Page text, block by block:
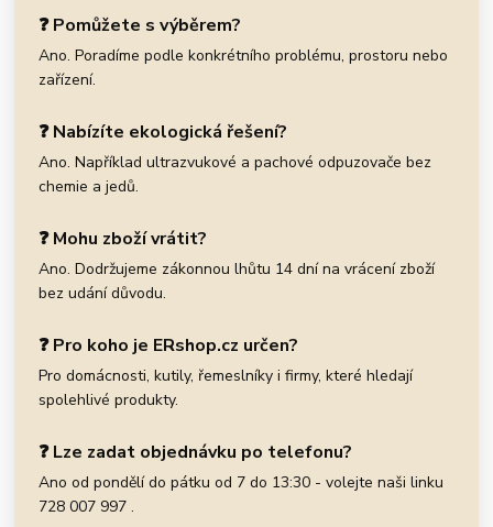
❓ Pomůžete s výběrem?
Ano. Poradíme podle konkrétního problému, prostoru nebo
zařízení.
❓ Nabízíte ekologická řešení?
Ano. Například ultrazvukové a pachové odpuzovače bez
chemie a jedů.
❓ Mohu zboží vrátit?
Ano. Dodržujeme zákonnou lhůtu 14 dní na vrácení zboží
bez udání důvodu.
❓ Pro koho je ERshop.cz určen?
Pro domácnosti, kutily, řemeslníky i firmy, které hledají
spolehlivé produkty.
❓ Lze zadat objednávku po telefonu?
Ano od pondělí do pátku od 7 do 13:30 - volejte naši linku
728 007 997 .